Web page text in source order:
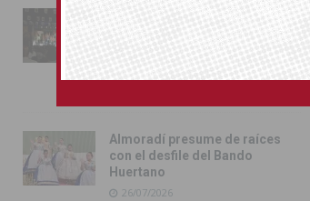
Pilar de la Horadada
conmemora con emoción el
40º aniversario de su
independencia como municipio
Almoradí presume de raíces
con el desfile del Bando
Huertano
26/07/2026